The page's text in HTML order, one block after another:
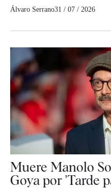
Álvaro Serrano31 / 07 / 2026
Muere Manolo
Goya por 'Tarde